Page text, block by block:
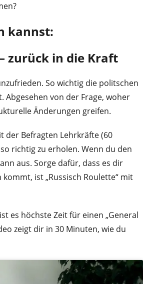
kannst:
zurück in die Kraft
So wichtig die politschen
von der Frage, woher
Änderungen greifen.
der Befragten Lehrkräfte (60
richtig zu erholen. Wenn du den
aus. Sorge dafür, dass es dir
ist „Russisch Roulette“ mit
es höchste Zeit für einen „General
zeigt dir in 30 Minuten, wie du